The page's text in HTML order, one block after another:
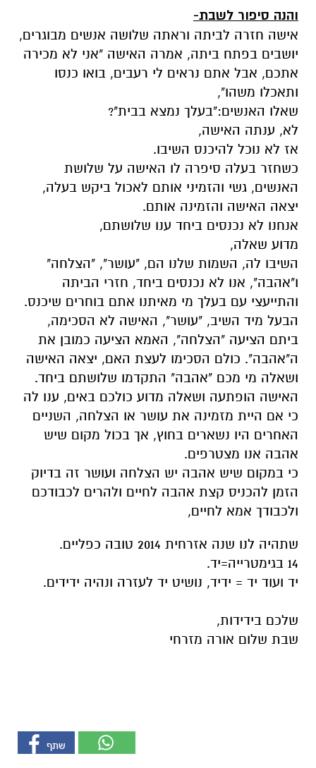
והנה סיפור לשבת-
אישה חזרה לביתה וראתה שלושה אנשים מבוגרים,
יושבים בפתח ביתה, אמרה האישה "אני לא מכירה
אתכם, אבל אתם נראים לי רעבים, בואו כנסו
ותאכלו משהו",
שאלו האנשים:"בעלך נמצא בבית"?
לא, ענתה האישה,
אז לא נוכל להיכנס השיבו.
כשחזר בעלה סיפרה לו האישה על שלושת
האנשים, גשי והזמיני אותם לאכול ביקש בעלה,
יצאה האישה והזמינה אותם.
אנחנו לא נכנסים ביחד ענו שלושתם,
מדוע שאלה,
השיבו לה, השמות שלנו הם, "עושר", "הצלחה"
ו"אהבה", אנו לא נכנסים ביחד, חזרי הביתה
והתייעצי עם בעלך מי מאיתנו אתם בוחרים שיכנס.
הבעל מיד השיב, "עושר", האישה לא הסכימה,
ביתם הציעה "הצלחה", האמא הציעה כמובן את
ה"אהבה". כולם הסכימו לעצת האם, יצאה האישה
ושאלה מי מכם "אהבה" התקדמו שלושתם ביחד.
האישה הופתעה ושאלה מדוע כולכם באים, ענו לה
כי אם היית מזמינה את עושר או הצלחה, השניים
האחרים היו נשארים בחוץ, אך בכול מקום שיש
אהבה אנו מצטרפים.
כי במקום שיש אהבה יש הצלחה ועושר זה בדיוק
הזמן להכניס קצת אהבה לחיים ולהרים לכבודכם
ולכבודך אמא לחיים,
שתהיה לנו שנה אזרחית 2014 טובה כפליים.
14 בגימטרייה=יד.
יד ועוד יד = ידיד, נושיט יד לעזרה ונהיה ידידים.
שלכם בידידות,
שבת שלום אורה מזרחי